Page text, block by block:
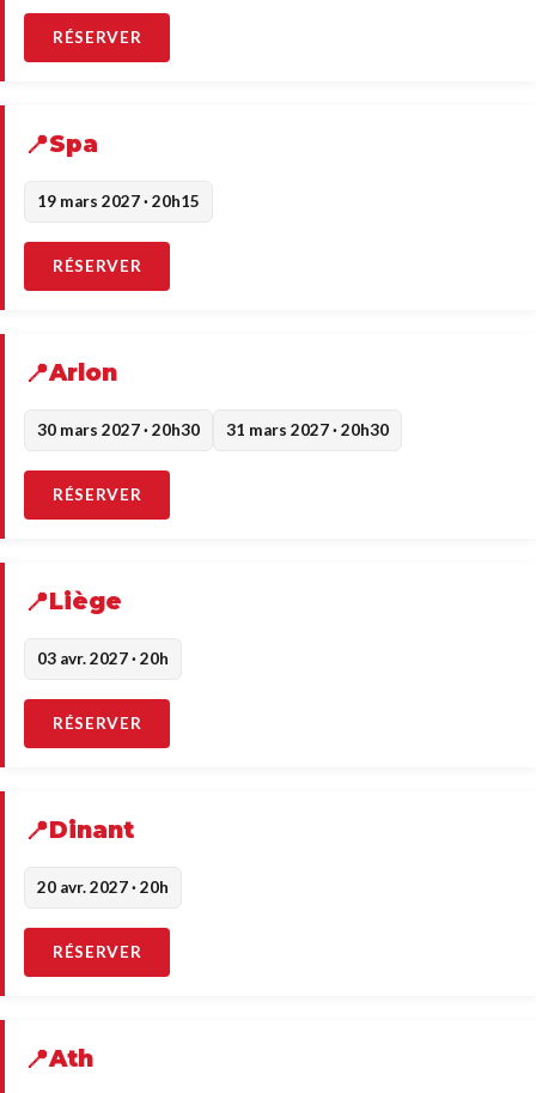
RÉSERVER
Spa
19 mars 2027 · 20h15
RÉSERVER
Arlon
30 mars 2027 · 20h30 31 mars 2027 · 20h30
RÉSERVER
Liège
03 avr. 2027 · 20h
RÉSERVER
Dinant
20 avr. 2027 · 20h
RÉSERVER
Ath